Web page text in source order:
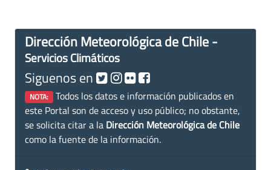
Dirección Meteorológica de Chile -
Servicios Climáticos
Siguenos en
NOTA: Todos los datos e información publicados en
este Portal son de acceso y uso público; no obstante,
se solicita citar a la Dirección Meteorológica de Chile
como la fuente de la información.